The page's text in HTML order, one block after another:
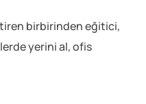
birbirinden eğitici,
yerini al, ofis